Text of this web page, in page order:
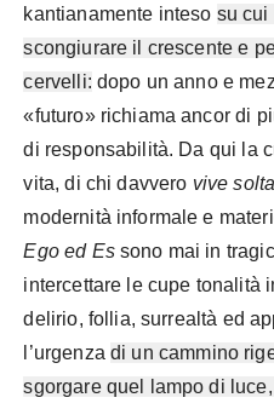
kantianamente inteso su cui
scongiurare il crescente e
cervelli: dopo un anno e
«futuro» richiama ancor di
di responsabilità. Da qui la
vita, di chi davvero vive
modernità informale e
Ego ed Essono mai in
intercettare le cupe tonalità
delirio, follia, surrealtà ed
l’urgenza di un cammino
sgorgare quel lampo di